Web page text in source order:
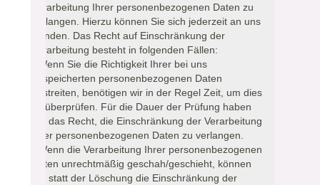
Verarbeitung Ihrer personenbezogenen Daten zu
verlangen. Hierzu können Sie sich jederzeit an uns
wenden. Das Recht auf Einschränkung der
Verarbeitung besteht in folgenden Fällen:
- Wenn Sie die Richtigkeit Ihrer bei uns
gespeicherten personenbezogenen Daten
bestreiten, benötigen wir in der Regel Zeit, um dies
zu überprüfen. Für die Dauer der Prüfung haben
Sie das Recht, die Einschränkung der Verarbeitung
Ihrer personenbezogenen Daten zu verlangen.
- Wenn die Verarbeitung Ihrer personenbezogenen
Daten unrechtmäßig geschah/geschieht, können
Sie statt der Löschung die Einschränkung der